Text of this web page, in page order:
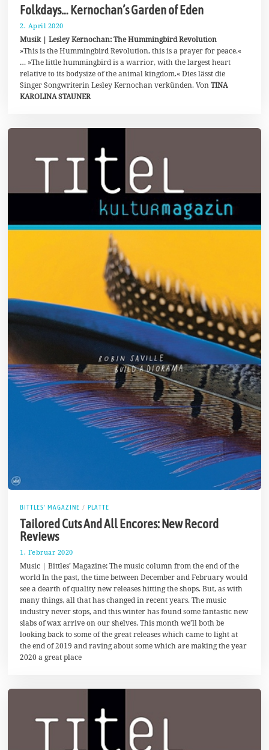
Folkdays… Kernochan’s Garden of Eden
2. April 2020
.
M
a
i
0
2
Musik | Lesley Kernochan: The Hummingbird Revolution
»This is the Hummingbird Revolution, this is a prayer for peace.«
… »The little hummingbird is a warrior, with the largest heart
relative to its bodysize of the animal kingdom.« Dies lässt die
Singer Songwriterin Lesley Kernochan verkünden. VonTINA
KAROLINA STAUNER
BITTLES' MAGAZINE / PLATTE
Tailored Cuts And All Encores: New Record
Reviews
1. Februar 2020
.
F
e
b
r
a
r
2
0
2
0
Music | Bittles’ Magazine: The music column from the end of the
world In the past, the time between December and February would
see a dearth of quality new releases hitting the shops. But, as with
many things, all that has changed in recent years. The music
industry never stops, and this winter has found some fantastic new
slabs of wax arrive on our shelves. This month we’ll both be
looking back to some of the great releases which came to light at
the end of 2019 and raving about some which are making the year
2020 a great place